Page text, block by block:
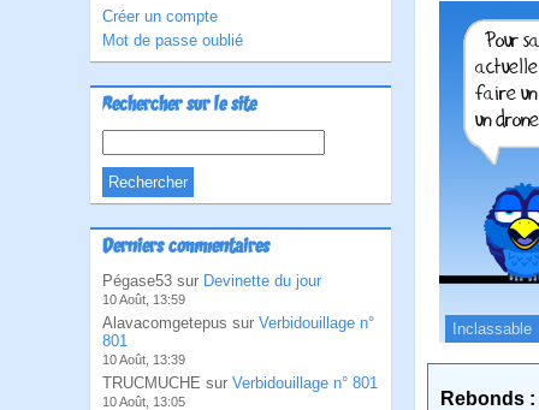
Créer un compte
Mot de passe oublié
Rechercher sur le site
Derniers commentaires
Pégase53 sur Devinette du jour
10 Août, 13:59
Alavacomgetepus sur Verbidouillage n°
801
10 Août, 13:39
TRUCMUCHE sur Verbidouillage n° 801
10 Août, 13:05
Inclassable
Rebonds :